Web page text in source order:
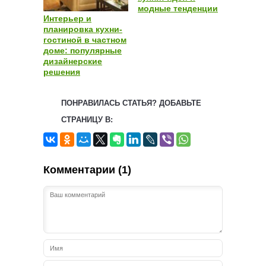
Интерьер и
планировка кухни-
гостиной в частном
доме: популярные
дизайнерские
решения
модные тенденции
ПОНРАВИЛАСЬ СТАТЬЯ? ДОБАВЬТЕ
СТРАНИЦУ В:
Комментарии (1)